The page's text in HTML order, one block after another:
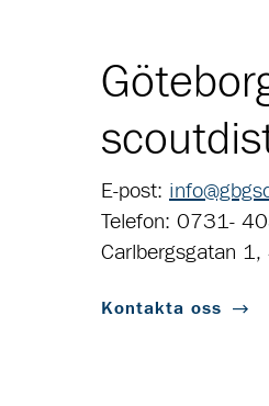
E-post:
Telefon: 0731-
Carlbergsgatan
Kontakta oss